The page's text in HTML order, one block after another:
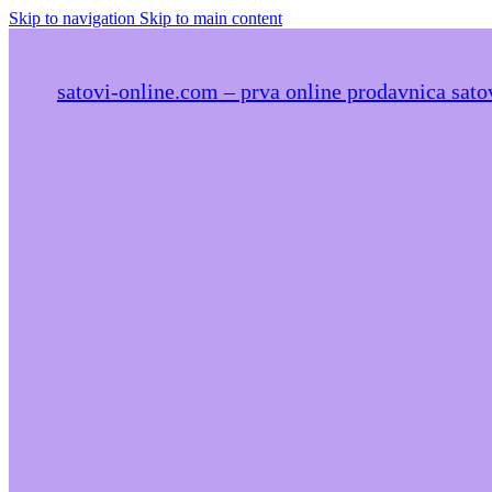
Skip to navigation Skip to main content
satovi-online.com – prva online prodavnica